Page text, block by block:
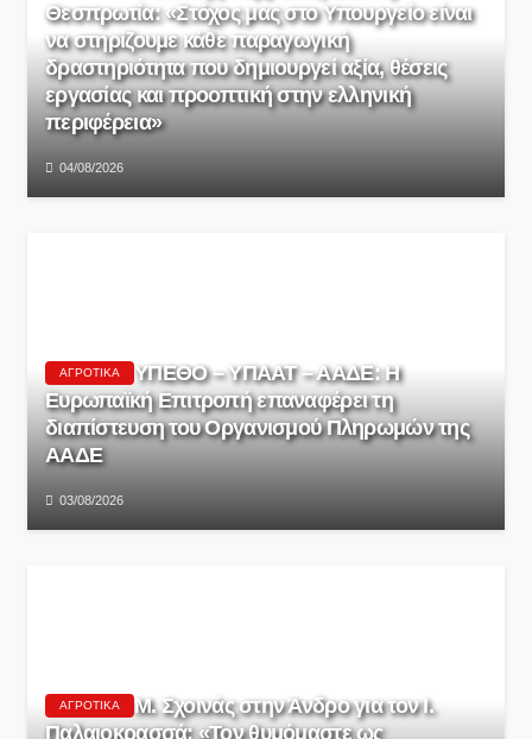
Θεσπρωτία: «Στόχος μας στο Υπουργείο είναι
να στηρίζουμε κάθε παραγωγική
δραστηριότητα που δημιουργεί αξία, θέσεις
εργασίας και προοπτική στην ελληνική
περιφέρεια»
04/08/2026
ΑΓΡΟΤΙΚΆ
ΥΠΕΘΟ – ΥΠΑΑΤ – ΑΑΔΕ: H
Ευρωπαϊκή Επιτροπή επαναφέρει τη
διαπίστευση του Οργανισμού Πληρωμών της
ΑΑΔΕ
03/08/2026
ΑΓΡΟΤΙΚΆ
Μ. Σχοινάς στην Άνδρο για τον Ι.
Παλαιοκρασσά: «Τον θυμόμαστε ως